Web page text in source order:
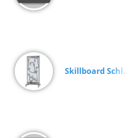
Skillboard Schl…